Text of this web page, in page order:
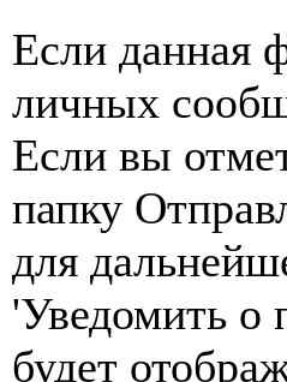
Если данная
личных
Если вы
папку
для
'Уведомить о
будет